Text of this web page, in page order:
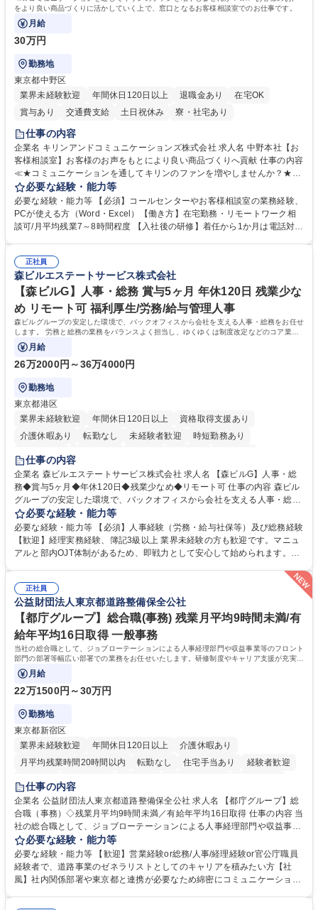
をより良い商品づくりに活かしていく上で、窓口となるお客様相談室でのお仕事です。
月給
30万円
勤務地
東京都中野区
業界未経験歓迎
年間休日120日以上 退職金あり
在宅OK
賞与あり
交通費支給 土日祝休み 寮・社宅あり
仕事の内容
企業名 キリンアンドコミュニケーションズ株式会社 求人名 中野本社【お
客様相談室】お客様のお声をもとにより良い商品づくりへ貢献 仕事の内容
≪★コミュニケーションを通してキリンのファンを増やしませんか？★≫
お客様のお声をより良い商品づくりに活かしていく上で、窓口となるお客
様相談室でのお仕事です。 日々お客様からいただくキリングループへのご
意見を、企業活動に活かしています。お客様からの声に迅速かつ誠意をも
って対応、情報提供するとともにグループ内活動に反映しています。 【具
平均100件前後■メール・手紙：同上40件前後 募集職種 中野本社【お客様
相談室】お客様のお声をもとにより良い商品づくりへ貢献
必要な経験・能力等
必要な経験・能力等 【必須】コールセンターやお客様相談室の業務経験、
PCが使える方（Word・Excel）【働き方】在宅勤務・リモートワーク相
談可/月平均残業7～8時間程度 【入社後の研修】着任から1か月は電話対応
すのでご安心ください。 【当社について】キリングループの広報機能を担
う会社として、お客様との出会いを大切にし、磨き上げたホスピタリティ
を込めてコミュニケーションをとりながら広報関連業務を行っておりま
す。 学歴・資格 学歴：大学院 大学 高専 短大 専修学校 高校 語学力： 資
格：
正社員
森ビルエステートサービス株式会社
【森ビルG】人事・総務 賞与5ヶ月 年休120日 残業少な
め リモート可 福利厚生/労務/給与管理人事
森ビルグループの安定した環境で、バックオフィスから会社を支える人事・総務をお任せ
します。 労務と総務の業務をバランスよく担当し、ゆくゆくは制度改定などのコア業務
にも挑戦できる、やりがいある環境です。
月給
26万2000円～36万4000円
勤務地
東京都港区
業界未経験歓迎
年間休日120日以上
資格取得支援あり
介護休暇あり
転勤なし 未経験者歓迎
時短勤務あり
経験者歓迎
完全週休2日制
交通費支給 長期歓迎 駅近5分以内 土日祝休み
仕事の内容
企業名 森ビルエステートサービス株式会社 求人名 【森ビルG】人事・総
務◆賞与5ヶ月◆年休120日◆残業少なめ◆リモート可 仕事の内容 森ビル
グループの安定した環境で、バックオフィスから会社を支える人事・総務
をお任せします。 労務と総務の業務をバランスよく担当し、ゆくゆくは制
度改定などのコア業務にも挑戦できる、やりがいある環境です。 ■勤怠管
理、給与計算、社会保険手続き、年末調整等の労務管理全般 ■入退社手続
き、社内規定の改定や人事制度改定などのコア業務 ■社内イベントの企画
は部内のOJTを中心に、あなたの経験に合わせて不足している部分はいつ
でも質問・相談できる環境が整っているため、安心して成長できます。 募
集職種 【森ビルG】人事・総務◆賞与5ヶ月◆年休120日◆残業少なめ◆
リモート可
必要な経験・能力等
必要な経験・能力等 【必須】人事経験（労務・給与社保等）及び総務経験
【歓迎】経理実務経験、簿記3級以上 業界未経験の方も歓迎です。マニュ
アルと部内OJT体制があるため、即戦力として安心して始められます。
ます。定型業務に留まらず、社内規定や人事制度の改定など会社のコア業
務に挑戦できるため、自身の成長と組織への貢献度をダイレクトに実感で
きます。 残業少なめ、週1日リモート可など、ワークライフバランスを保
ち長期活躍できる環境です。 「これまでの幅広い経験を活かし、長期的な
キャリアを築きたい」という前向きな意欲と挑戦を全力で応援します。 学
歴・資格 学歴：大学院 大学 高専 短大 専修学校 高校 語学力： 資格：日商
簿記検定1級 日商簿記検定2級 日商簿記検定3級
正社員
公益財団法人東京都道路整備保全公社
【都庁グループ】総合職(事務) 残業月平均9時間未満/有
給年平均16日取得 一般事務
当社の総合職として、ジョブローテーションによる人事経理部門や収益事業等のフロント
部門の部署等幅広い部署での業務をお任せいたします。研修制度やキャリア支援が充実し
ております！ ※下記業務詳細
月給
22万1500円～30万円
勤務地
東京都新宿区
業界未経験歓迎
年間休日120日以上
介護休暇あり
月平均残業時間20時間以内
転勤なし 住宅手当あり
経験者歓迎
研修あり
退職金あり
駅近5分以内
資格取得手当あり 食事補助あり
仕事の内容
企業名 公益財団法人東京都道路整備保全公社 求人名 【都庁グループ】総
合職（事務）◇残業月平均9時間未満／有給年平均16日取得 仕事の内容 当
社の総合職として、ジョブローテーションによる人事経理部門や収益事業
等のフロント部門の部署等幅広い部署での業務をお任せいたします。研修
制度やキャリア支援が充実しております！ ※下記業務詳細 【業務詳細】■
管理部門：広報、人事、経理など当公社の運営に係る管理業務 ■収益部
門：駐車場の新規開拓、管理運営、新宿駅西口広場の「イベントコーナ
必要な経験・能力等
必要な経験・能力等 【歓迎】営業経験or総務/人事/経理経験or官公庁職員
経験者で、道路事業のゼネラリストとしてのキャリアを積みたい方【社
風】社内関係部署や東京都と連携が必要なため綿密にコミュニケーション